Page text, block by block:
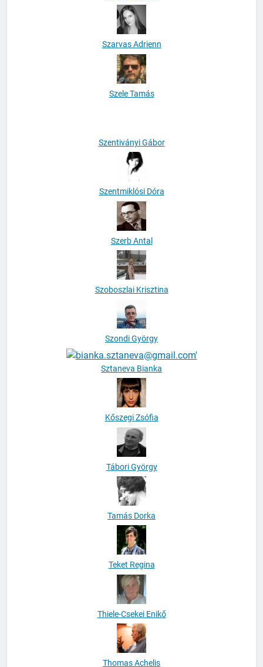
Stern Gabriella
Szarvas Adrienn
Szentmiklósi Dóra
Szerb Antal
Szoboszlai Krisztina
Szondi György
Sztaneva Bianka
Kőszegi Zsófia
Tábori György
Tamás Dorka
Teket Regina
Thiele-Csekei Enikő
Thomas Achelis